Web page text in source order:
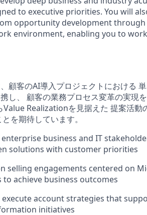
to executive priorities. You will
opportunity development
environment, enabling you to
顧客のAI導入プロジェクトにおける
し、 顧客の業務プロセス変革の実現を
Realizationを見据えた 提案活動
を期待しています。
business and IT
solutions with customer priorities
selling engagements centered on
achieve business outcomes
execute account strategies that
initiatives